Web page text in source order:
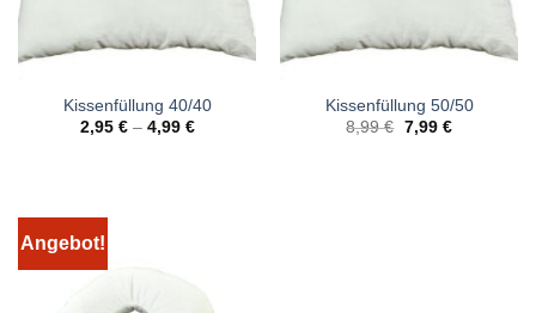
Kissenfüllung 40/40
2,95 €– 4,99 €
Kissenfüllung 50/50
8,99€ Ursprünglicher
7,99 €Aktueller
Angebot!